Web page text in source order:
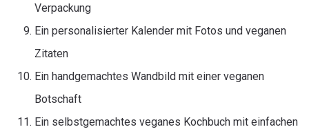
Verpackung
Ein personalisierter Kalender mit Fotos und veganen
Zitaten
Ein handgemachtes Wandbild mit einer veganen
Botschaft
Ein selbstgemachtes veganes Kochbuch mit einfachen